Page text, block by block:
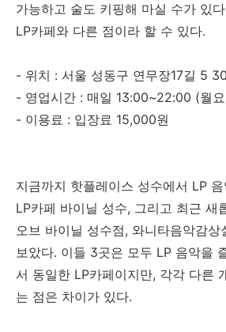
가능하고 술도 키핑해 마실 수가 있
LP카페와 다른 점이라 할 수 있다.
- 위치 : 서울 성동구 연무장17길 5
- 영업시간 : 매일 13:00~22:00 (월
- 이용료 : 입장료 15,000원
지금까지 핫플레이스 성수에서 LP
LP카페 바이닐 성수, 그리고 최근 새
오브 바이닐 성수점, 와니타음악감
보았다. 이들 3곳은 모두 LP 음악을
서 동일한 LP카페이지만, 각각 다른
는 점은 차이가 있다.